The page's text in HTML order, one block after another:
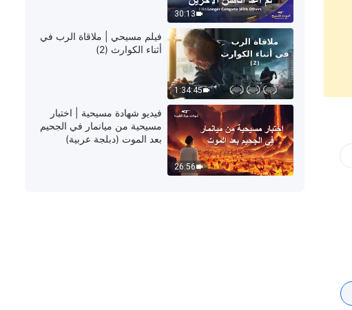
8:29
ترنيمة ورقصة – الله يتمنى أن تسعى
البشرية للحق وتنجو
4:26
ترنيمة ورقصة – لنسبح الله بقلبٍ محب
لله
ترنيمة ورقصة – استمتعت بالكثير من
30:13
1:34:45
فيلم مسيحي | ملاقاة الرب في
أثناء الكوارث (2)
26:56
فيديو شهادة مسيحية | اختبار
مسيحية من ميانمار في الجحيم
بعد الموت (دبلجة عربية)